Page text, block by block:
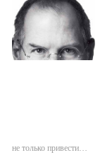
не только привести…